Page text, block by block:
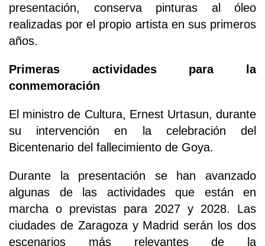
presentación, conserva pinturas al óleo
realizadas por el propio artista en sus primeros
años.
Primeras actividades para la
conmemoración
El ministro de Cultura, Ernest Urtasun, durante
su intervención en la celebración del
Bicentenario del fallecimiento de Goya.
Durante la presentación se han avanzado
algunas de las actividades que están en
marcha o previstas para 2027 y 2028. Las
ciudades de Zaragoza y Madrid serán los dos
escenarios más relevantes de la